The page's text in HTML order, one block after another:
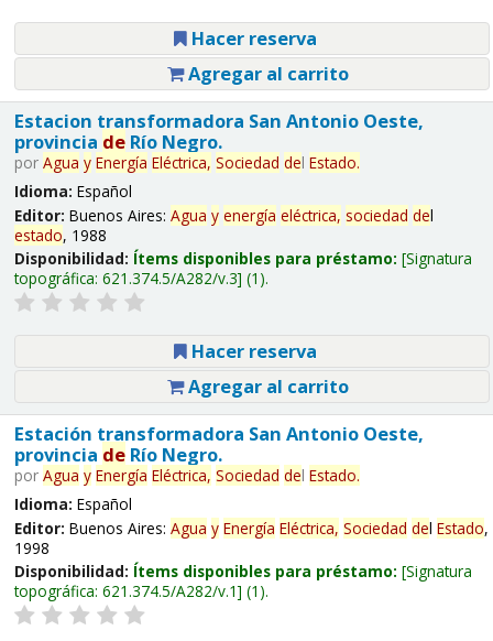
Hacer reserva
Agregar al carrito
Estacion transformadora San Antonio Oeste,
provincia deRío Negro.
por Agua y Energía Eléctrica, Sociedad del Estado.
Idioma: Español
Editor: Buenos Aires: Agua y energía eléctrica, sociedad del
estado, 1988
Disponibilidad: Ítems disponibles para préstamo: Signatura
topográfica: 621.374.5/A282/v.3 (1).
Hacer reserva
Agregar al carrito
Estación transformadora San Antonio Oeste,
provincia deRío Negro.
por Agua y Energía Eléctrica, Sociedad del Estado.
Idioma: Español
Editor: Buenos Aires: Agua y Energía Eléctrica, Sociedad del Estado,
1998
Disponibilidad: Ítems disponibles para préstamo: Signatura
topográfica: 621.374.5/A282/v.1 (1).